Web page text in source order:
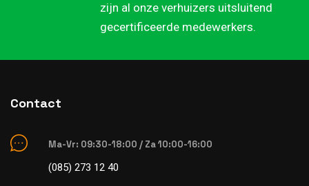
zijn al onze verhuizers uitsluitend
gecertificeerde medewerkers.
Contact
Ma-Vr: 09:30-18:00 / Za 10:00-16:00
(085) 273 12 40